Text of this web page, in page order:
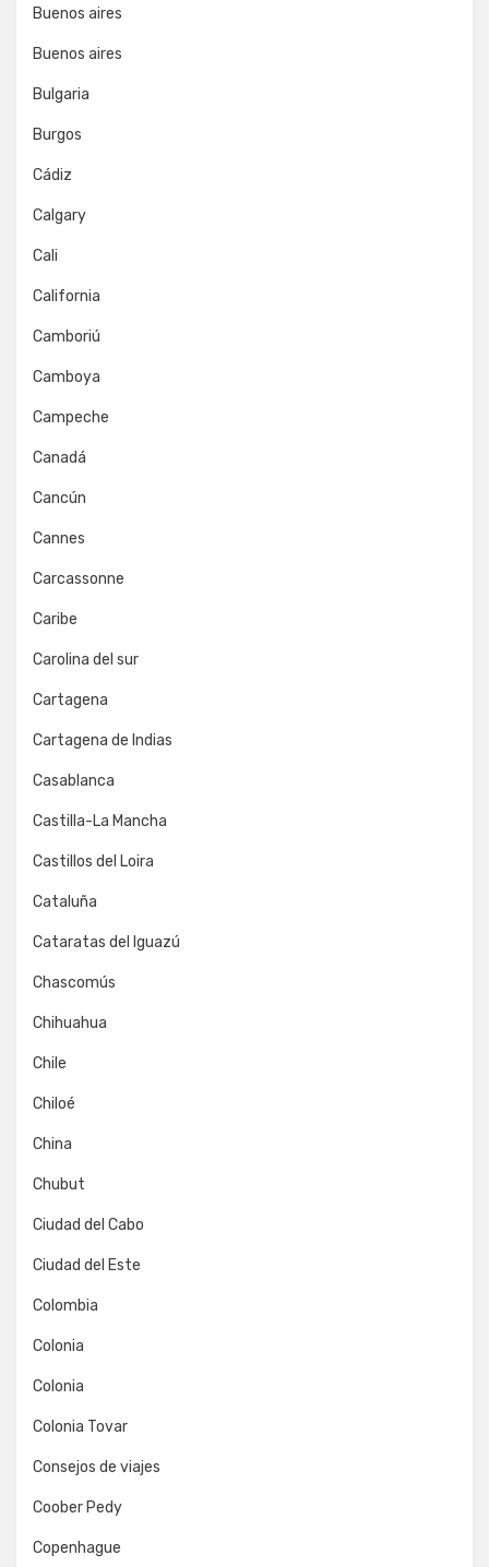
Buenos aires
Buenos aires
Bulgaria
Burgos
Cádiz
Calgary
Cali
California
Camboriú
Camboya
Campeche
Canadá
Cancún
Cannes
Carcassonne
Caribe
Carolina del sur
Cartagena
Cartagena de Indias
Casablanca
Castilla-La Mancha
Castillos del Loira
Cataluña
Cataratas del Iguazú
Chascomús
Chihuahua
Chile
Chiloé
China
Chubut
Ciudad del Cabo
Ciudad del Este
Colombia
Colonia
Colonia
Colonia Tovar
Consejos de viajes
Coober Pedy
Copenhague